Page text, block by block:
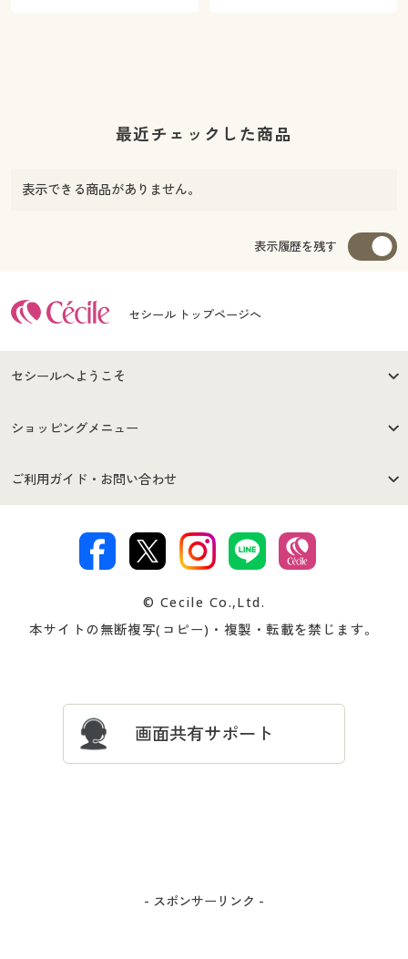
最近チェックした商品
表示できる商品がありません。
表示履歴を残す
セシール トップページへ
セシールへようこそ
はじめての方へ
セシールご利用規約
著作権・商標について 会社案内
ショッピングメニュー
商品カテゴリ
プレゼント＆キャンペーン サイトマップ
ご利用ガイド・お問い合わせ
交換・返品は お支払は
ついて
忘れの場合
© Cecile Co.,Ltd.
本サイトの無断複写(コピー)・複製・転載を禁じます。
画面共有サポート
- スポンサーリンク -